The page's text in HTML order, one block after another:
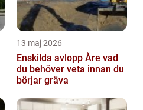
13 maj 2026
Enskilda avlopp Åre vad
du behöver veta innan du
börjar gräva